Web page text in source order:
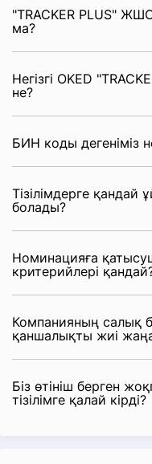
"TRACKER PLUS"
ма?
Негізгі OKED
не?
БИН коды дегеніміз
Тізілімдерге қандай
болады?
Номинацияға
критерийлері
Компанияның салық
қаншалықты жиі
Біз өтініш берген
тізілімге қалай кірді?